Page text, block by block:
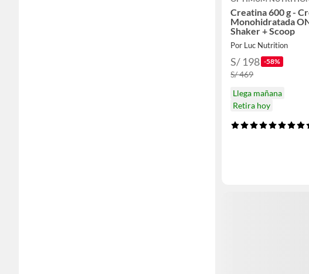
Creatina 600 g -
Monohidratada
Shaker + Scoop
Por Luc Nutrition
S/ 198 -58%
S/ 469
Llega mañana
Retira hoy